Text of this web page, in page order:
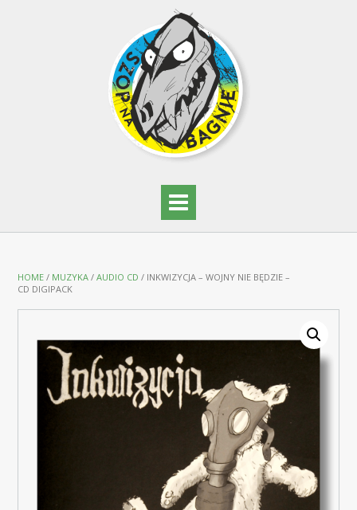
HOME / MUZYKA / AUDIO CD / INKWIZYCJA – WOJNY NIE BĘDZIE –
CD DIGIPACK